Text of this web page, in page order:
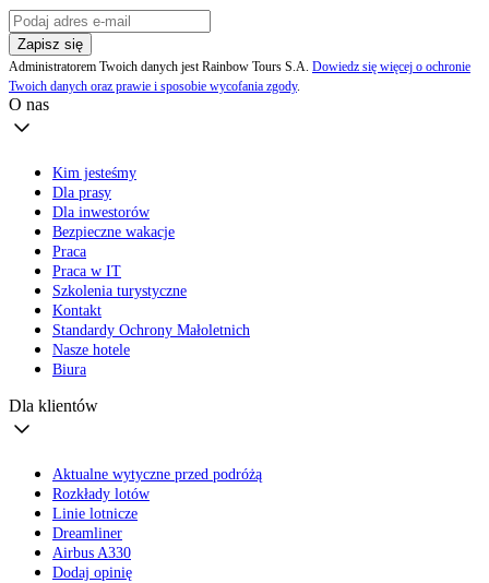
Zapisz się
Administratorem Twoich danych jest Rainbow Tours S.A. Dowiedz się więcej o ochronie
Twoich danych oraz prawie i sposobie wycofania zgody.
O nas
Kim jesteśmy
Dla prasy
Dla inwestorów
Bezpieczne wakacje
Praca
Praca w IT
Szkolenia turystyczne
Kontakt
Standardy Ochrony Małoletnich
Nasze hotele
Biura
Dla klientów
Aktualne wytyczne przed podróżą
Rozkłady lotów
Linie lotnicze
Dreamliner
Airbus A330
Dodaj opinię